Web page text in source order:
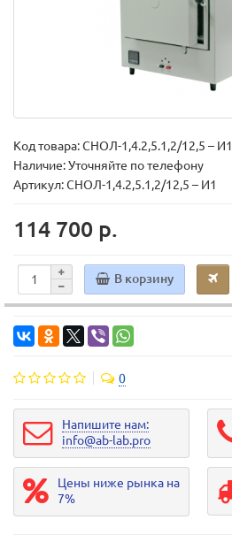
Код товара:СНОЛ-1,4.2,5.1,2/12,5 – И1
Наличие: Уточняйте по телефону
Артикул: СНОЛ-1,4.2,5.1,2/12,5 – И1
114 700 р.
В корзину
0
Напишите нам:
info@ab-lab.pro
Цены ниже рынка на
7%